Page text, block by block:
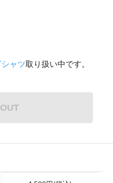
ャツ取り扱い中です。